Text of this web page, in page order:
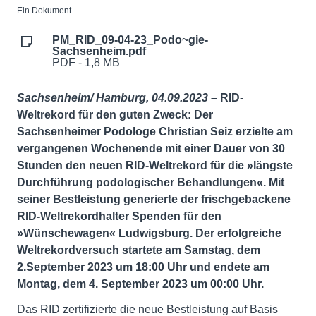
Ein Dokument
PM_RID_09-04-23_Podo~gie-
Sachsenheim.pdf
PDF - 1,8 MB
Sachsenheim/ Hamburg, 04.09.2023 – RID-
Weltrekord für den guten Zweck: Der
Sachsenheimer Podologe Christian Seiz erzielte am
vergangenen Wochenende mit einer Dauer von 30
Stunden den neuen RID-Weltrekord für die »längste
Durchführung podologischer Behandlungen«. Mit
seiner Bestleistung generierte der frischgebackene
RID-Weltrekordhalter Spenden für den
»Wünschewagen« Ludwigsburg. Der erfolgreiche
Weltrekordversuch startete am Samstag, dem
2.September 2023 um 18:00 Uhr und endete am
Montag, dem 4. September 2023 um 00:00 Uhr.
Das RID zertifizierte die neue Bestleistung auf Basis